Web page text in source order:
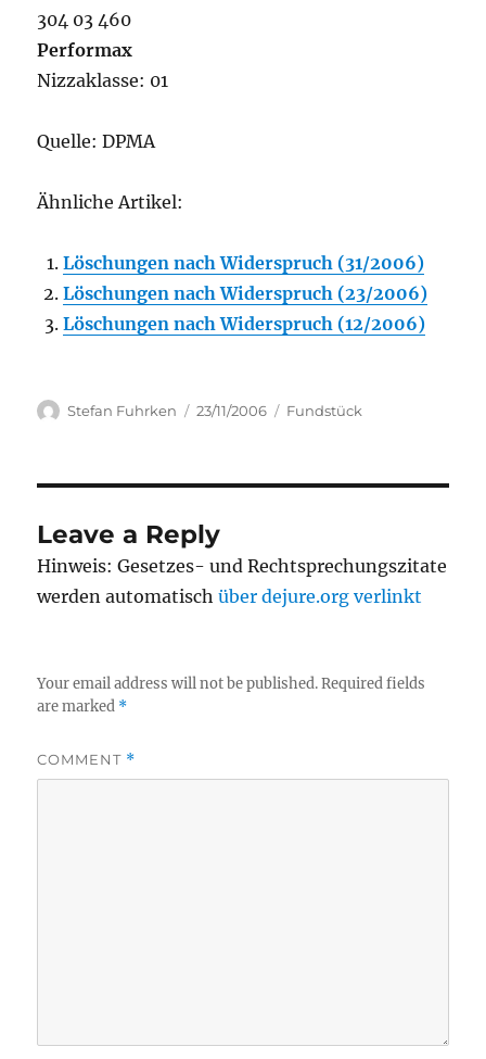
304 03 460
Performax
Nizzaklasse: 01
Quelle: DPMA
Ähnliche Artikel:
Löschungen nach Widerspruch (31/2006)
Löschungen nach Widerspruch (23/2006)
Löschungen nach Widerspruch (12/2006)
Author
Stefan Fuhrken
Posted
23/11/2006 Categories
Fundstück
Leave a Reply
Hinweis: Gesetzes- und Rechtsprechungszitate
werden automatischüber dejure.org verlinkt
Your email address will not be published. Required fields
are marked *
COMMENT *